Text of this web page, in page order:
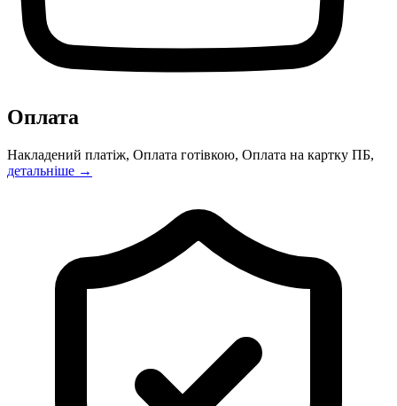
Оплата
Накладений платіж, Оплата готівкою, Оплата на картку ПБ,
детальніше →